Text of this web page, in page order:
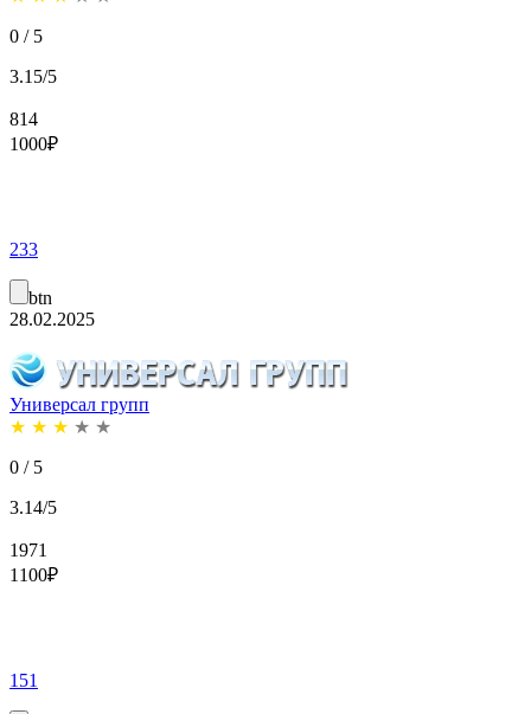
0 / 5
3.15/5
814
1000₽
233
btn
28.02.2025
Универсал групп
★ ★ ★ ★ ★
0 / 5
3.14/5
1971
1100₽
151